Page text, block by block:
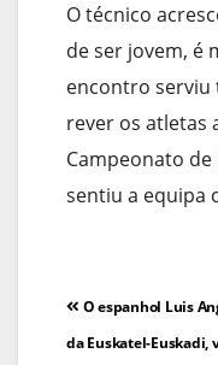
O técnico
de ser jovem, é
encontro
rever os atletas
Campeonato
sentiu a equipa
de
O espanhol Luis
da Euskatel-Euskadi,